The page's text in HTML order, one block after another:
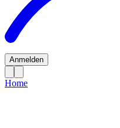
Anmelden
Home